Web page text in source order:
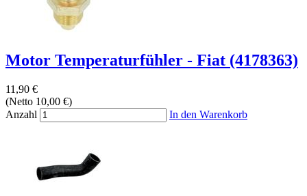
Motor Temperaturfühler - Fiat (4178363)
11,90 €
(Netto 10,00 €)
Anzahl
In den Warenkorb